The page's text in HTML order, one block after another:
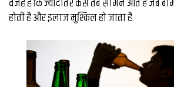
वजह है कि ज्यादातर केस तब सामने आते हैं जब
होती है और इलाज मुश्किल हो जाता है.